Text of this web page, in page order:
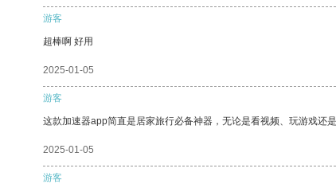
游客
超棒啊 好用
2025-01-05
游客
这款加速器app简直是居家旅行必备神器，无论是看视频、玩游戏还
2025-01-05
游客